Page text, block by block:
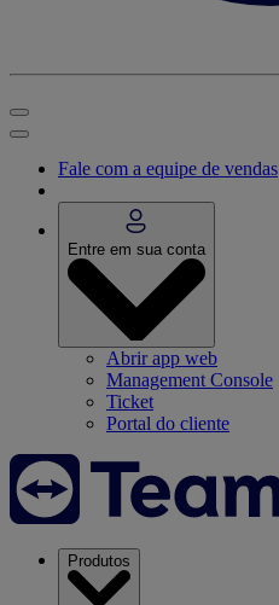
Fale com a equipe de vendas
Entre em sua conta
Abrir app web
Management Console
Ticket
Portal do cliente
Produtos